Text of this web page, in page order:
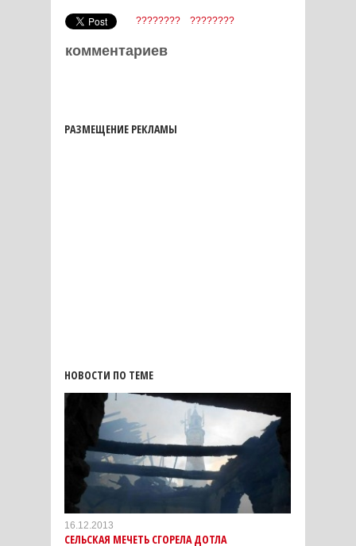
???????? ????????
комментариев
РАЗМЕЩЕНИЕ РЕКЛАМЫ
НОВОСТИ ПО ТЕМЕ
16.12.2013
СЕЛЬСКАЯ МЕЧЕТЬ СГОРЕЛА ДОТЛА